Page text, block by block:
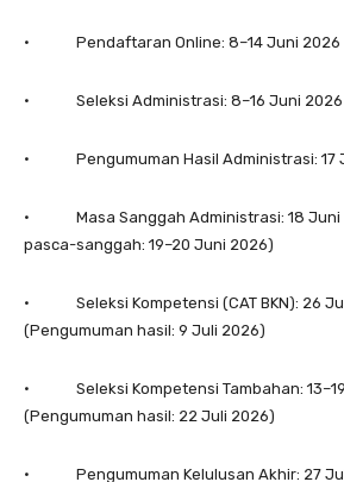
• Pendaftaran Online: 8–14 Juni 2026
• Seleksi Administrasi: 8–16 Juni 2026
• Pengumuman Hasil Administrasi: 17
• Masa Sanggah Administrasi: 18 Juni
pasca-sanggah: 19–20 Juni 2026)
• Seleksi Kompetensi (CAT BKN): 26
(Pengumuman hasil: 9 Juli 2026)
• Seleksi Kompetensi Tambahan:
(Pengumuman hasil: 22 Juli 2026)
• Pengumuman Kelulusan Akhir: 27